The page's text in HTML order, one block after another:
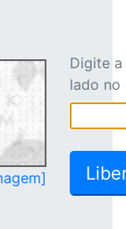
Digite
lado no